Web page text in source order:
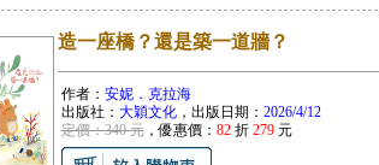
造一座橋？還是築一道牆？
作者： 安妮．克拉海
出版社： 大穎文化，出版日期： 2026/4/12
定價：340 元，優惠價： 82折 279元